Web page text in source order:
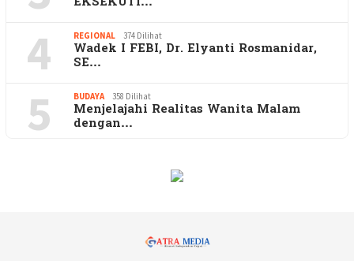
4 REGIONAL 374 Dilihat
Wadek I FEBI, Dr. Elyanti Rosmanidar,
SE…
5 BUDAYA 358 Dilihat
Menjelajahi Realitas Wanita Malam
dengan…